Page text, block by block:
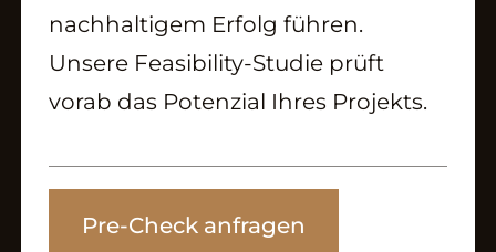
nachhaltigem Erfolg führen.
Unsere Feasibility-Studie prüft
vorab das Potenzial Ihres Projekts.
Pre-Check anfragen